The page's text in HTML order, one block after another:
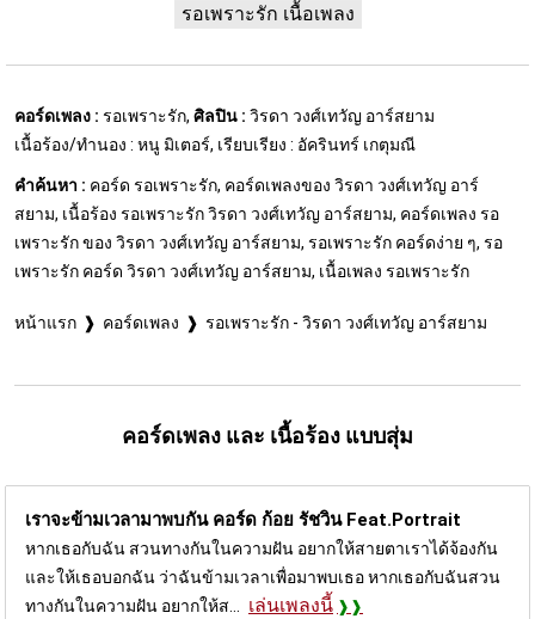
รอเพราะรัก เนื้อเพลง
คอร์ดเพลง : รอเพราะรัก, ศิลปิน : วิรดา วงศ์เทวัญ อาร์สยาม
เนื้อร้อง/ทำนอง : หนู มิเตอร์, เรียบเรียง : อัครินทร์ เกตุมณี
คำค้นหา : คอร์ด รอเพราะรัก, คอร์ดเพลงของ วิรดา วงศ์เทวัญ อาร์
สยาม, เนื้อร้อง รอเพราะรัก วิรดา วงศ์เทวัญ อาร์สยาม, คอร์ดเพลง รอ
เพราะรัก ของ วิรดา วงศ์เทวัญ อาร์สยาม, รอเพราะรัก คอร์ดง่าย ๆ, รอ
เพราะรัก คอร์ด วิรดา วงศ์เทวัญ อาร์สยาม, เนื้อเพลง รอเพราะรัก
หน้าแรก คอร์ดเพลง รอเพราะรัก - วิรดา วงศ์เทวัญ อาร์สยาม
คอร์ดเพลง และ เนื้อร้อง แบบสุ่ม
เราจะข้ามเวลามาพบกัน คอร์ด ก้อย รัชวิน Feat.Portrait
หากเธอกับฉัน สวนทางกันในความฝัน อยากให้สายตาเราได้จ้องกัน
และให้เธอบอกฉัน ว่าฉันข้ามเวลาเพื่อมาพบเธอ หากเธอกับฉันสวน
ทางกันในความฝัน อยากให้ส... เล่นเพลงนี้